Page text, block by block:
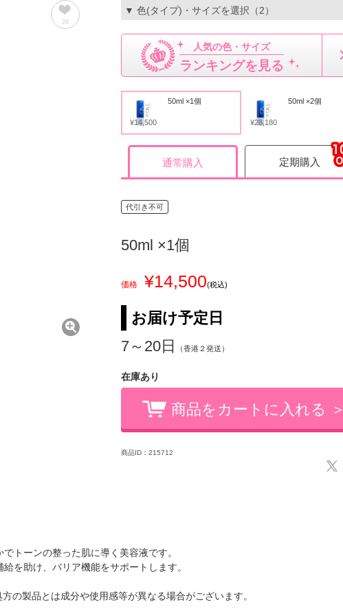
29
▼ 色(タイプ)・サイズを選択（2）
人気の色・サイズ
ランキングを見る
¥14,500
50ml ×1個
¥28,180
50ml ×2個
通常購入 定期購入
代引き不可
50ml ×1個
価格 ¥14,500(税込)
お届け予定日
7～20日
（香港２発送）
在庫あり
商品をカートに入れる ＞
商品ID：215712
トーンの整った肌に導く美容液です。
を助け、バリア機能をサポートします。
の製品とは成分や使用感等が異なる場合がございます。